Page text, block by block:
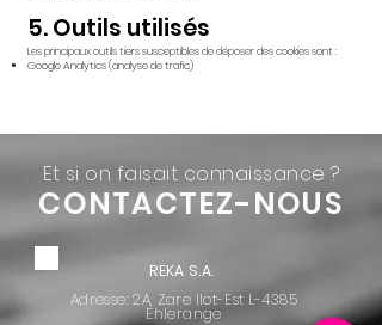
5. Outils utilisés
Les principaux outils tiers susceptibles de déposer des cookies sont :
Google Analytics (analyse de trafic)
Et si on faisait connaissance ?
CONTACTEZ-NOUS
REKA S.A.
Adresse: 2A, Zare Ilot-Est L-4385
Ehlerange